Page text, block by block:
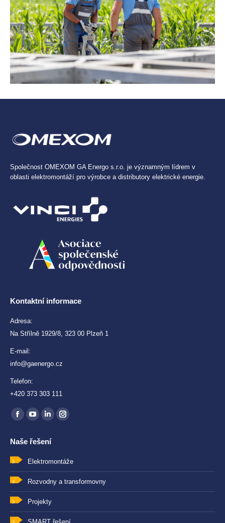
Společnost OMEXOM GA Energo s.r.o. je významným lídrem v
oblasti elektromontáží pro výrobce a distributory elektrické energie.
Kontaktní informace
Adresa:
Na Střílně 1929/8, 323 00 Plzeň 1
E-mail:
info@gaenergo.cz
Telefon:
+420 373 303 111
Find us on:
Facebook
opens
in
new
window
YouTube
opens
in
new
window
Linkedin
opens
in
new
window
Instagram
in
new
window
Naše řešení
Elektromontáže
Rozvodny a transformovny
Projekty